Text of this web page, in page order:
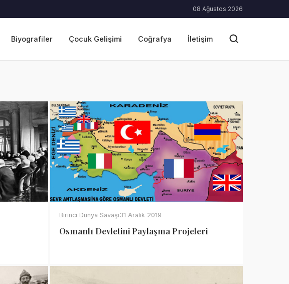
08 Ağustos 2026
Biyografiler Çocuk Gelişimi Coğrafya İletişim
Birinci Dünya Savaşı31 Aralık 2019
Osmanlı Devletini Paylaşma Projeleri